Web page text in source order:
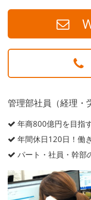
管理部社員（経理・
年商800億円を目指
年間休日120日！働
パート・社員・幹部